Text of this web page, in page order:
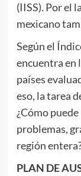
(IISS). Por el
mexicano
Según el
encuentra en
países
eso, la tarea
¿Cómo
problemas,
región
PLAN DE